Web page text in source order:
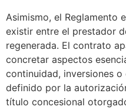
Asimismo, el Reglamento
existir entre el prestador
regenerada. El contrato
concretar aspectos
continuidad, inversiones
definido por la
título concesional